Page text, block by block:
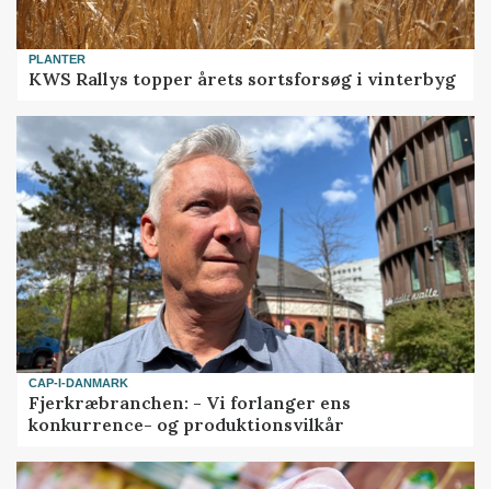
PLANTER
KWS Rallys topper årets sortsforsøg i vinterbyg
CAP-I-DANMARK
Fjerkræbranchen: - Vi forlanger ens
konkurrence- og produktionsvilkår